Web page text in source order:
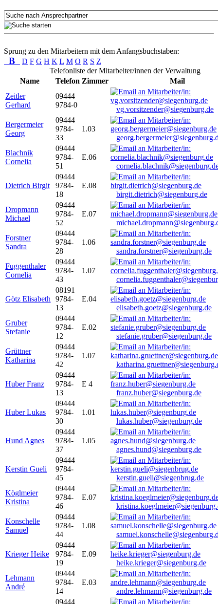
Sprung zu den Mitarbeitern mit dem Anfangsbuchstaben:
B D F G H K L M O R S Z
Telefonliste der Mitarbeiter/innen der Verwaltung
Name
Telefon Zimmer
Mail
Zeitler
Gerhard
09444
9784-0
vg.vorsitzender@siegenburg.de
Bergermeier
Georg
09444
9784-
33
1.03
Blachnik
Cornelia
09444
9784-
51
E.06
Dietrich Birgit
09444
9784-
18
E.08
birgit.dietrich@siegenburg.de
Dropmann
Michael
09444
9784-
52
E.07
Forstner
Sandra
09444
9784-
28
1.06
sandra.forstner@siegenburg.de
Fuggenthaler
Cornelia
09444
9784-
43
1.07
Götz Elisabeth
08191
9784-
13
E.04
elisabeth.goetz@siegenburg.de
Gruber
Stefanie
09444
9784-
12
E.02
stefanie.gruber@siegenburg.de
Grüttner
Katharina
09444
9784-
42
1.07
Huber Franz
09444
9784-
13
E 4
franz.huber@siegenburg.de
Huber Lukas
09444
9784-
30
1.01
lukas.huber@siegenburg.de
Hund Agnes
09444
9784-
37
1.05
agnes.hund@siegenburg.de
Kerstin Gueli
09444
9784-
45
kerstin.gueli@siegenbrug.de
Köglmeier
Kristina
09444
9784-
46
E.07
Konschelle
Samuel
09444
9784-
44
1.08
Krieger Heike
09444
9784-
19
E.09
heike.krieger@siegenburg.de
Lehmann
André
09444
9784-
14
E.03
andre.lehmann@siegenburg.de
09444